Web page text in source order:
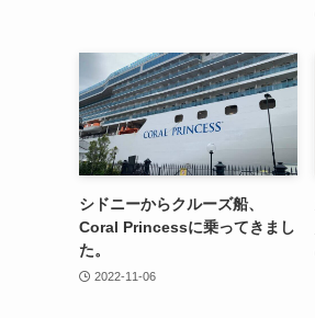
シドニーからクルーズ船、
Coral Princessに乗ってきまし
た。
2022-11-06